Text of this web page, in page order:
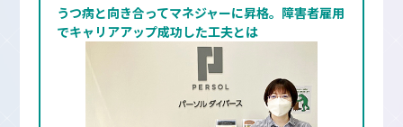
うつ病と向き合ってマネジャーに昇格。障害者雇用
でキャリアアップ成功した工夫とは